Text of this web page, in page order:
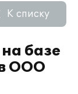
базе
ООО
К списку